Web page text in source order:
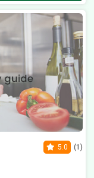
5.0 (1)